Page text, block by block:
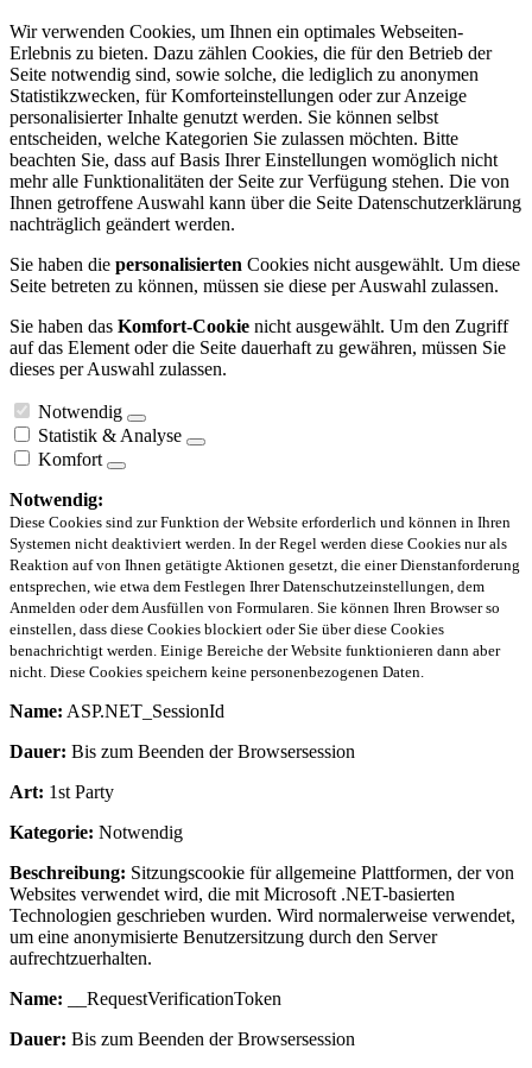
Wir verwenden Cookies, um Ihnen ein optimales Webseiten-
Erlebnis zu bieten. Dazu zählen Cookies, die für den Betrieb der
Seite notwendig sind, sowie solche, die lediglich zu anonymen
Statistikzwecken, für Komforteinstellungen oder zur Anzeige
personalisierter Inhalte genutzt werden. Sie können selbst
entscheiden, welche Kategorien Sie zulassen möchten. Bitte
beachten Sie, dass auf Basis Ihrer Einstellungen womöglich nicht
mehr alle Funktionalitäten der Seite zur Verfügung stehen. Die von
Ihnen getroffene Auswahl kann über die Seite Datenschutzerklärung
nachträglich geändert werden.
Sie haben die personalisierten Cookies nicht ausgewählt. Um diese
Seite betreten zu können, müssen sie diese per Auswahl zulassen.
Sie haben das Komfort-Cookie nicht ausgewählt. Um den Zugriff
auf das Element oder die Seite dauerhaft zu gewähren, müssen Sie
dieses per Auswahl zulassen.
Notwendig
Statistik & Analyse
Komfort
Notwendig:
Diese Cookies sind zur Funktion der Website erforderlich und können in Ihren
Systemen nicht deaktiviert werden. In der Regel werden diese Cookies nur als
Reaktion auf von Ihnen getätigte Aktionen gesetzt, die einer Dienstanforderung
entsprechen, wie etwa dem Festlegen Ihrer Datenschutzeinstellungen, dem
Anmelden oder dem Ausfüllen von Formularen. Sie können Ihren Browser so
einstellen, dass diese Cookies blockiert oder Sie über diese Cookies
benachrichtigt werden. Einige Bereiche der Website funktionieren dann aber
nicht. Diese Cookies speichern keine personenbezogenen Daten.
Name: ASP.NET_SessionId
Dauer: Bis zum Beenden der Browsersession
Art: 1st Party
Kategorie: Notwendig
Beschreibung: Sitzungscookie für allgemeine Plattformen, der von
Websites verwendet wird, die mit Microsoft .NET-basierten
Technologien geschrieben wurden. Wird normalerweise verwendet,
um eine anonymisierte Benutzersitzung durch den Server
aufrechtzuerhalten.
Name: __RequestVerificationToken
Dauer: Bis zum Beenden der Browsersession